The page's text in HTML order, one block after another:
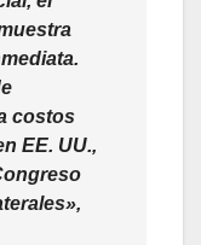
costos
EE. UU.,